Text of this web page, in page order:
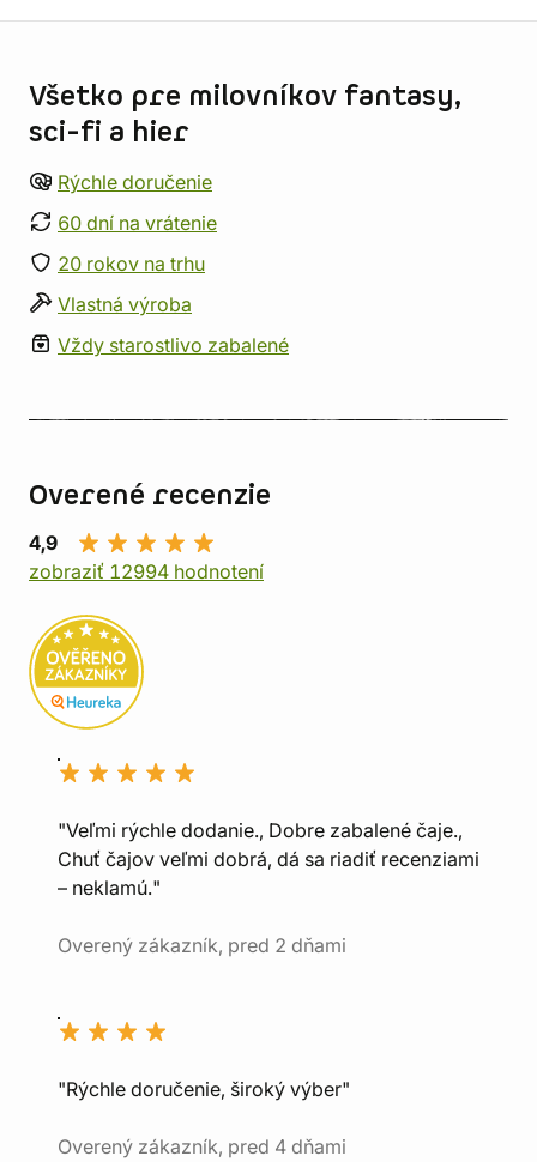
Všetko pre milovníkov fantasy,
sci-fi a hier
Rýchle doručenie
60 dní na vrátenie
20 rokov na trhu
Vlastná výroba
Vždy starostlivo zabalené
Overené recenzie
4,9
zobraziť 12994 hodnotení
"Veľmi rýchle dodanie., Dobre zabalené čaje.,
Chuť čajov veľmi dobrá, dá sa riadiť recenziami
– neklamú."
Overený zákazník, pred 2 dňami
"Rýchle doručenie, široký výber"
Overený zákazník, pred 4 dňami